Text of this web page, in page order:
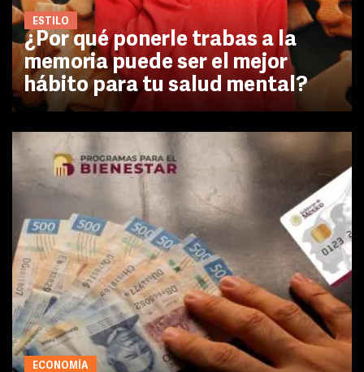
ESTILO
¿Por qué ponerle trabas a la
memoria puede ser el mejor
hábito para tu salud mental?
ECONOMÍA